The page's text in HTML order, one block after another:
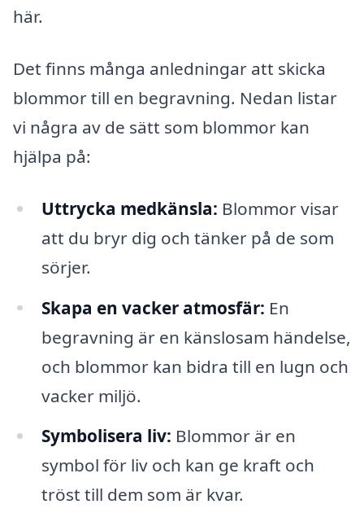
här.
Det finns många anledningar att skicka
blommor till en begravning. Nedan listar
vi några av de sätt som blommor kan
hjälpa på:
Uttrycka medkänsla: Blommor visar
att du bryr dig och tänker på de som
sörjer.
Skapa en vacker atmosfär: En
begravning är en känslosam händelse,
och blommor kan bidra till en lugn och
vacker miljö.
Symbolisera liv: Blommor är en
symbol för liv och kan ge kraft och
tröst till dem som är kvar.